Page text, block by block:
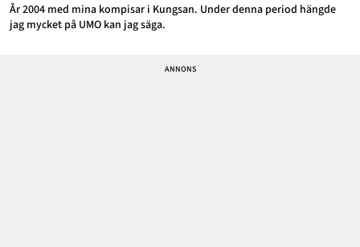
År 2004 med mina kompisar i Kungsan. Under denna period hängde
jag mycket på UMO kan jag säga.